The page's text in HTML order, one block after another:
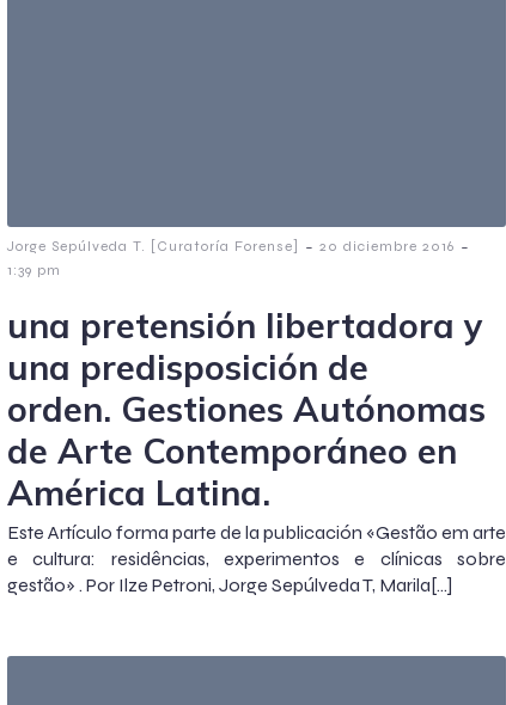
Jorge Sepúlveda T. [Curatoría Forense] - 20 diciembre 2016 -
1:39 pm
una pretensión libertadora y
una predisposición de
orden. Gestiones Autónomas
de Arte Contemporáneo en
América Latina.
Este Artículo forma parte de la publicación «Gestão em arte
e cultura: residências, experimentos e clínicas sobre
gestão» . Por Ilze Petroni, Jorge Sepúlveda T, Marila[…]